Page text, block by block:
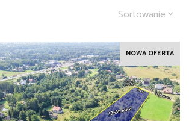
Sortowanie
NOWA OFERTA